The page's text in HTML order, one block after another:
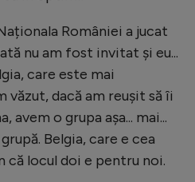
României a jucat
nu am fost invitat și eu...
care este mai
văzut, dacă am reușit să îi
avem o grupa așa... mai...
Belgia, care e cea
că locul doi e pentru noi.